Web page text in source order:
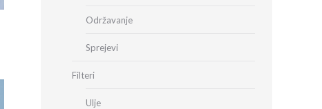
Održavanje
Sprejevi
Filteri
Ulje